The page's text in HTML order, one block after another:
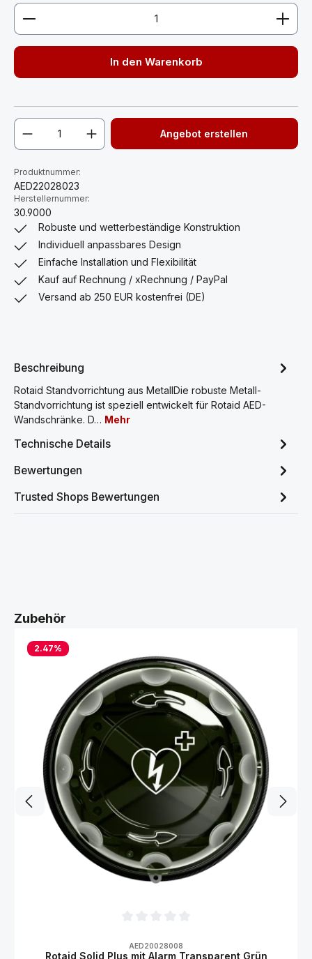
Produkt Anzahl: Gib den gewünschten Wert ein
In den Warenkorb
Angebot erstellen
Produktnummer:
AED22028023
Herstellernummer:
30.9000
Robuste und wetterbeständige Konstruktion
Individuell anpassbares Design
Einfache Installation und Flexibilität
Kauf auf Rechnung / xRechnung / PayPal
Versand ab 250 EUR kostenfrei (DE)
Beschreibung
Rotaid Standvorrichtung aus MetallDie robuste Metall-
Standvorrichtung ist speziell entwickelt für Rotaid AED-
Wandschränke. D… Mehr
Technische Details
Bewertungen
Trusted Shops Bewertungen
Produktgalerie überspringen
Zubehör
2.47%
AED20028008
Rotaid Solid Plus mit Alarm Transparent Grün